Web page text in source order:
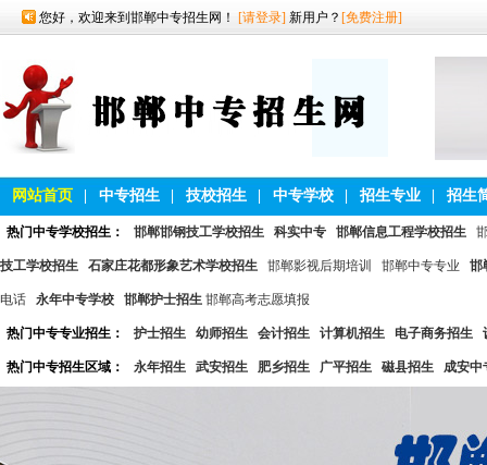
您好，欢迎来到邯郸中专招生网！ [请登录] 新用户？ [免费注册]
网站首页 中专招生 技校招生 中专学校 招生专业 招生
热门中专学校招生： 邯郸邯钢技工学校招生 科实中专 邯郸信息工程学校招生
技工学校招生 石家庄花都形象艺术学校招生 邯郸影视后期培训 邯郸中专专业 邯
电话 永年中专学校 邯郸护士招生 邯郸高考志愿填报
热门中专专业招生： 护士招生 幼师招生 会计招生 计算机招生 电子商务招生
热门中专招生区域： 永年招生 武安招生 肥乡招生 广平招生 磁县招生 成安中